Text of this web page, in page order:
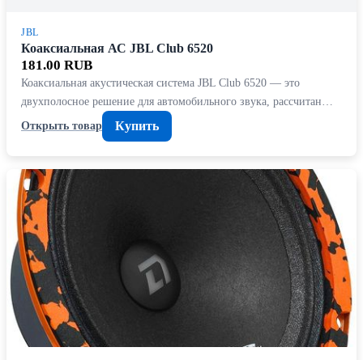
JBL
Коаксиальная АС JBL Club 6520
181.00 RUB
Коаксиальная акустическая система JBL Club 6520 — это
двухполосное решение для автомобильного звука, рассчитан…
Открыть товар
Купить